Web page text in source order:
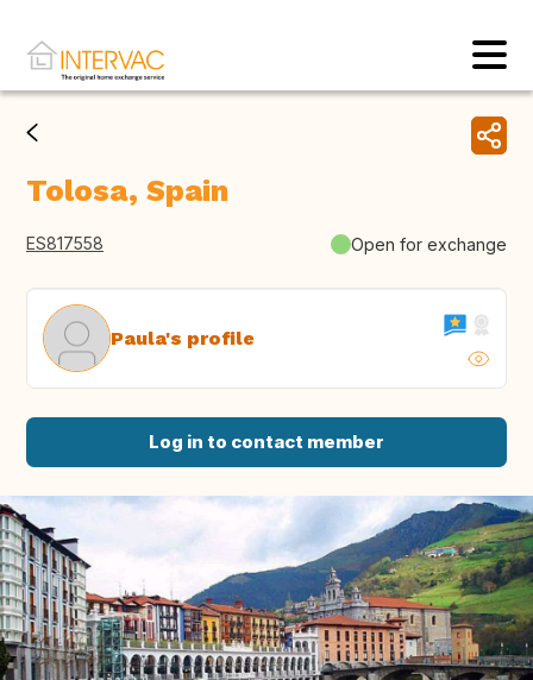
Tolosa, Spain
ES817558 Open for exchange
Paula's profile
Log in to contact member